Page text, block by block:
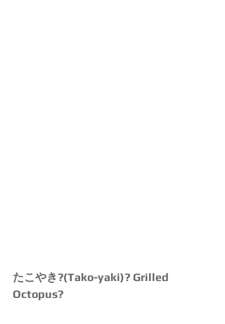
たこやき?(Tako-yaki)? Grilled
Octopus?